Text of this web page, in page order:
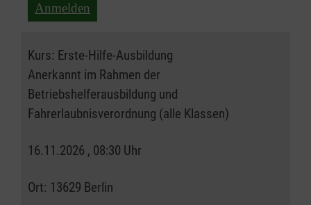
Anmelden
Kurs: Erste-Hilfe-Ausbildung
Anerkannt im Rahmen der
Betriebshelferausbildung und
Fahrerlaubnisverordnung (alle Klassen)
16.11.2026 , 08:30 Uhr
Ort: 13629 Berlin